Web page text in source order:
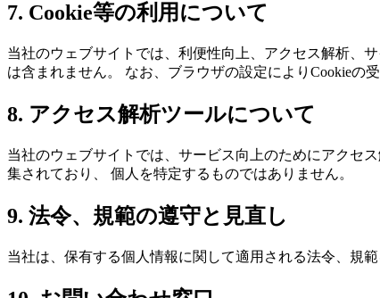
7. Cookie等の利用について
当社のウェブサイトでは、利便性向上、アクセス解析、
は含まれません。 なお、ブラウザの設定によりCookieの
8. アクセス解析ツールについて
当社のウェブサイトでは、サービス向上のためにアクセ
集されており、 個人を特定するものではありません。
9. 法令、規範の遵守と見直し
当社は、保有する個人情報に関して適用される法令、規